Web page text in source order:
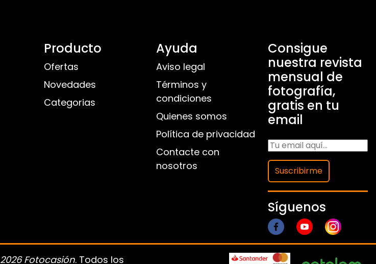
Producto
Ofertas
Novedades
Categorias
Ayuda
Aviso legal
Términos y
condiciones
Quienes somos
Política de privacidad
Contacte con
nosotros
Consigue
nuestra revista
mensual de
fotografía,
gratis en tu
email
Suscribirme
Síguenos
2026 Fotocasión. Todos los